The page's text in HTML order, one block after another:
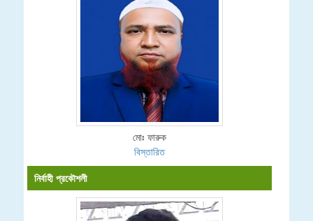
মোঃ ফারুক
বিস্তারিত
নির্বাহী প্রকৌশলী